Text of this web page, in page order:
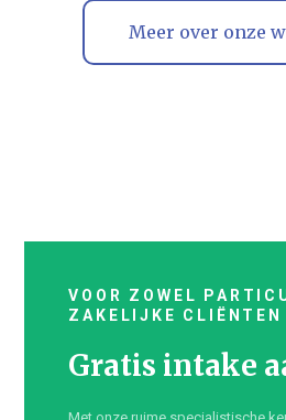
Meer over onze
VOOR ZOWEL
ZAKELIJKE CLIËNTEN
Gratis intake